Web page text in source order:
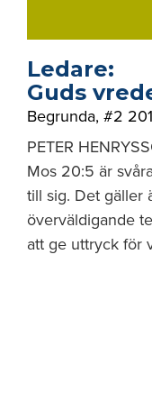
Ledare:
Guds
Begrunda, #2
PETER
Mos 20:5 är
till sig. Det gäller
överväldigande
att ge uttryck för